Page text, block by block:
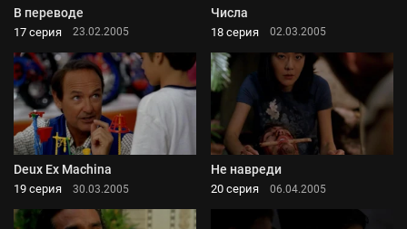
В переводе
17 серия 23.02.2005
Числа
18 серия 02.03.2005
Deux Ex Machina
19 серия 30.03.2005
Не навреди
20 серия 06.04.2005